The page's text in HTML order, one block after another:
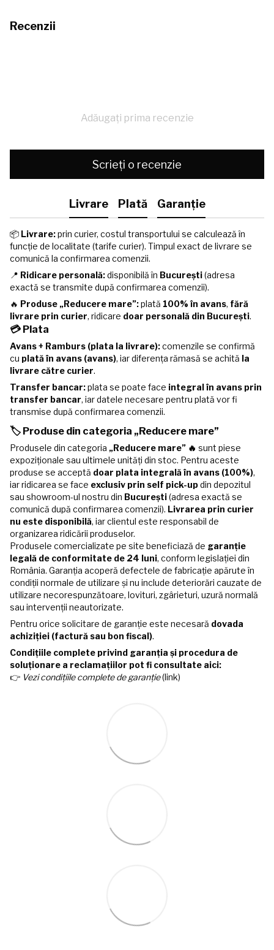
Recenzii
Adăugați prima recenzie
Scrieți o recenzie
Livrare Plată Garanție
📦 Livrare:prin curier, costul transportului se calculează în
funcție de localitate (tarife curier). Timpul exact de livrare se
comunică la confirmarea comenzii.
📍 Ridicare personală:disponibilă în București(adresa
exactă se transmite după confirmarea comenzii).
🔥 Produse „Reducere mare”:plată 100% în avans, fără
livrare prin curier, ridicare doar personală din București.
💳 Plata
Avans + Ramburs (plata la livrare):comenzile se confirmă
cu plată în avans (avans), iar diferența rămasă se achită la
livrare către curier.
Transfer bancar:plata se poate face integral în avans prin
transfer bancar, iar datele necesare pentru plată vor fi
transmise după confirmarea comenzii.
🏷️ Produse din categoria „Reducere mare”
Produsele din categoria „Reducere mare” 🔥 sunt piese
expoziționale sau ultimele unități din stoc. Pentru aceste
produse se acceptă doar plata integrală în avans (100%),
iar ridicarea se face exclusiv prin self pick-updin depozitul
sau showroom-ul nostru din București(adresa exactă se
comunică după confirmarea comenzii). Livrarea prin curier
nu este disponibilă, iar clientul este responsabil de
organizarea ridicării produselor.
Produsele comercializate pe site beneficiază de garanție
legală de conformitate de 24 luni, conform legislației din
România. Garanția acoperă defectele de fabricație apărute în
condiții normale de utilizare și nu include deteriorări cauzate de
utilizare necorespunzătoare, lovituri, zgârieturi, uzură normală
sau intervenții neautorizate.
Pentru orice solicitare de garanție este necesară dovada
achiziției (factură sau bon fiscal).
Condițiile complete privind garanția și procedura de
soluționare a reclamațiilor pot fi consultate aici:
👉 Vezi condițiile complete de garanție(link)